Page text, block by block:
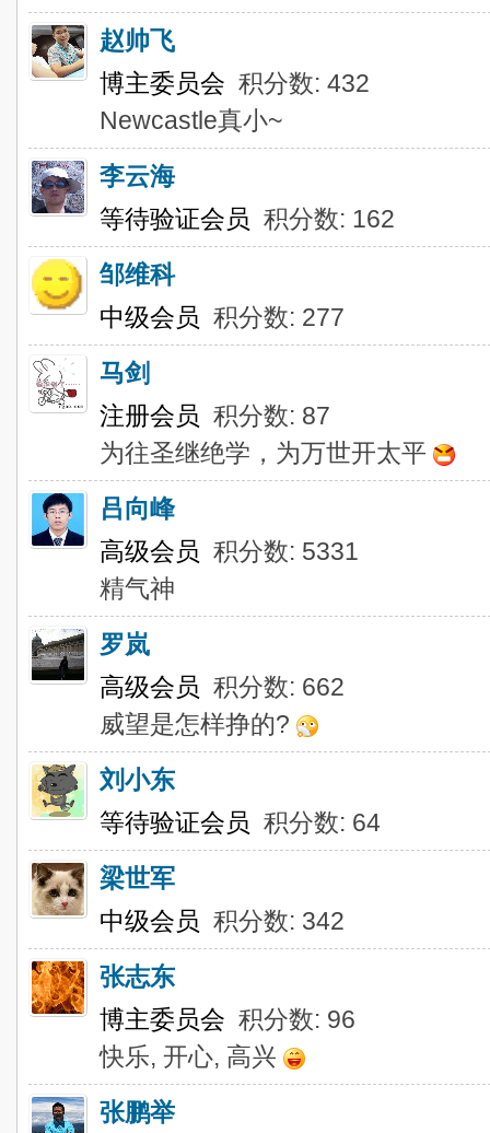
赵帅飞
博主委员会 积分数: 432
Newcastle真小~
李云海
等待验证会员 积分数: 162
邹维科
中级会员 积分数: 277
马剑
注册会员 积分数: 87
为往圣继绝学，为万世开太平
吕向峰
高级会员 积分数: 5331
精气神
罗岚
高级会员 积分数: 662
威望是怎样挣的?
刘小东
等待验证会员 积分数: 64
梁世军
中级会员 积分数: 342
张志东
博主委员会 积分数: 96
快乐, 开心, 高兴
张鹏举